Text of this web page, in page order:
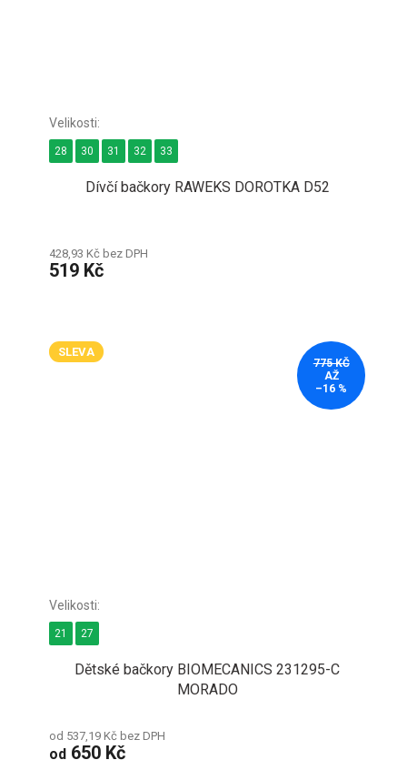
Dívčí bačkory RAWEKS DOROTKA D52
428,93 Kč bez DPH
519 Kč
28 30 31 32 33
SLEVA
775 KČ
AŽ
–16 %
Dětské bačkory BIOMECANICS 231295-C
MORADO
od 537,19 Kč bez DPH
od 650 Kč
21 27